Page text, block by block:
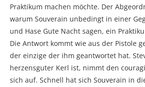
Praktikum machen möchte. Der
warum Souverain unbedingt in einer
und Hase Gute Nacht sagen, ein
Die Antwort kommt wie aus der Pistole
der einzige der ihm geantwortet hat.
herzensguter Kerl ist, nimmt den
sich auf. Schnell hat sich Souverain in